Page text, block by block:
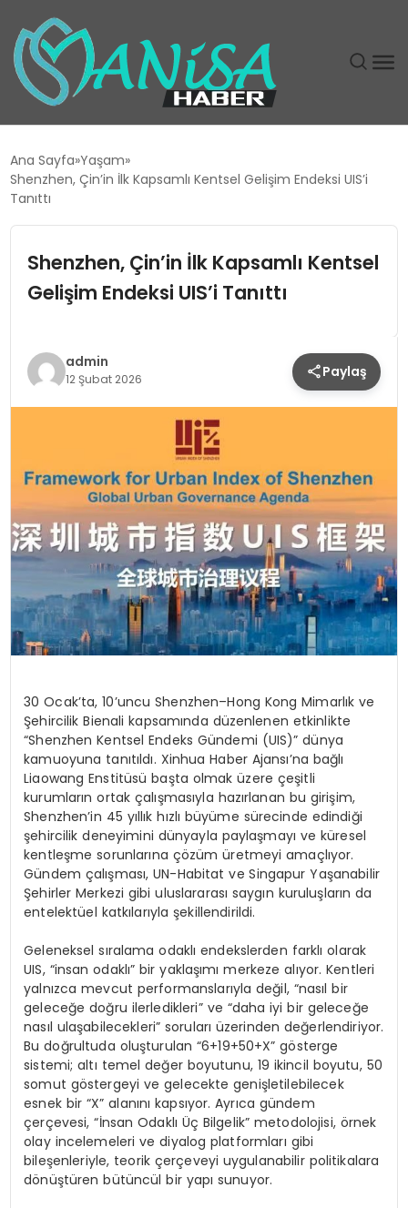
EĞITIM
GÜNDEM
SIYASET
TEKNOLOJI
YAŞAM
Ana Sayfa Yaşam
Shenzhen, Çin’in İlk Kapsamlı Kentsel Gelişim Endeksi UIS’i
Tanıttı
Shenzhen, Çin’in İlk Kapsamlı Kentsel
Gelişim Endeksi UIS’i Tanıttı
admin
12 Şubat 2026 Paylaş
30 Ocak’ta, 10’uncu Shenzhen–Hong Kong Mimarlık ve
Şehircilik Bienali kapsamında düzenlenen etkinlikte
“Shenzhen Kentsel Endeks Gündemi (UIS)” dünya
kamuoyuna tanıtıldı. Xinhua Haber Ajansı’na bağlı
Liaowang Enstitüsü başta olmak üzere çeşitli
kurumların ortak çalışmasıyla hazırlanan bu girişim,
Shenzhen’in 45 yıllık hızlı büyüme sürecinde edindiği
şehircilik deneyimini dünyayla paylaşmayı ve küresel
kentleşme sorunlarına çözüm üretmeyi amaçlıyor.
Gündem çalışması, UN-Habitat ve Singapur Yaşanabilir
Şehirler Merkezi gibi uluslararası saygın kuruluşların da
entelektüel katkılarıyla şekillendirildi.
Geleneksel sıralama odaklı endekslerden farklı olarak
UIS, “insan odaklı” bir yaklaşımı merkeze alıyor. Kentleri
yalnızca mevcut performanslarıyla değil, “nasıl bir
geleceğe doğru ilerledikleri” ve “daha iyi bir geleceğe
nasıl ulaşabilecekleri” soruları üzerinden değerlendiriyor.
Bu doğrultuda oluşturulan “6+19+50+X” gösterge
sistemi; altı temel değer boyutunu, 19 ikincil boyutu, 50
somut göstergeyi ve gelecekte genişletilebilecek
esnek bir “X” alanını kapsıyor. Ayrıca gündem
çerçevesi, “İnsan Odaklı Üç Bilgelik” metodolojisi, örnek
olay incelemeleri ve diyalog platformları gibi
bileşenleriyle, teorik çerçeveyi uygulanabilir politikalara
dönüştüren bütüncül bir yapı sunuyor.